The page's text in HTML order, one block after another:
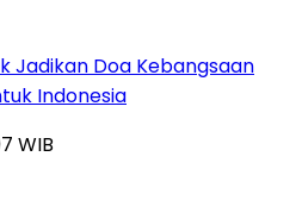
Jadikan Doa Kebangsaan
Indonesia
WIB